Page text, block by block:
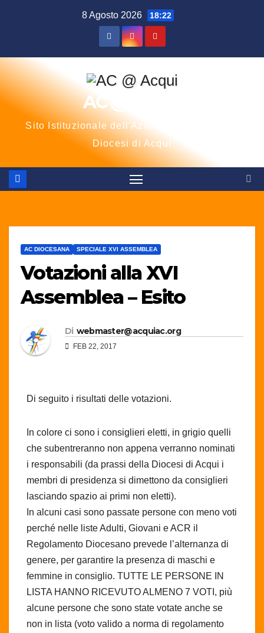
8 Agosto 2026 18:22
AC @ Acqui
Sito Istituzionale dell'Azione Cattolica della
Diocesi di Acqui
AC DIOCESANA SPECIALE XVI ASSEMBLEA
Votazioni alla XVI
Assemblea – Esito
Di webmaster@acquiac.org
FEB 22, 2017
Di seguito i risultati delle votazioni.
In colore ci sono i consiglieri eletti, in grigio quelli
che subentreranno non appena verranno nominati
i responsabili (da prassi della Diocesi di Acqui i
membri di presidenza si dimettono da consiglieri
lasciando spazio ai primi non eletti).
In alcuni casi sono passate persone con meno voti
perché nelle liste Adulti, Giovani e ACR il
Regolamento Diocesano prevede l’alternanza di
genere, per garantire la presenza di maschi e
femmine in consiglio. TUTTE LE PERSONE IN
LISTA HANNO RICEVUTO ALMENO 7 VOTI, più
alcune persone che sono state votate anche se
non in lista (voto valido a norma di regolamento